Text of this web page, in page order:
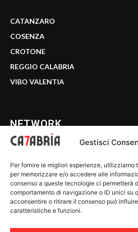
Gestisci
Per fornire le migliori esperienze,
per memorizzare e/o accedere alle
consenso a queste tecnologie ci permetterà
comportamento di navigazione o ID unici su
acconsentire o ritirare il consenso può
caratteristiche e funzioni.
CATANZARO
COSENZA
CROTONE
REGGIO CALABRIA
VIBO VALENTIA
NETWORK
WE CALABRIA
C7 PLAY
MIX ZONE